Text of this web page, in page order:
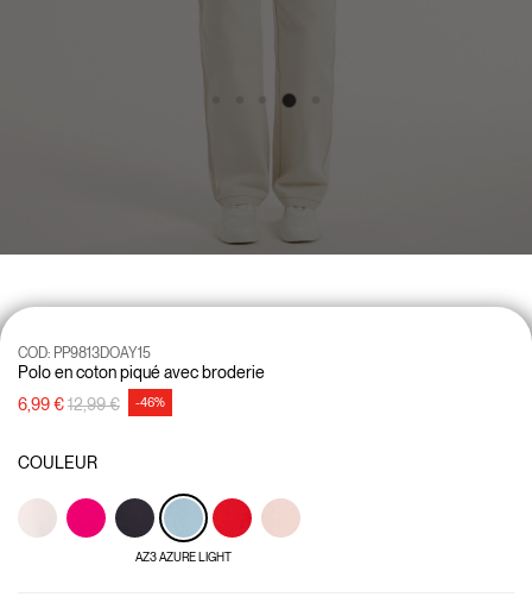
Polo en coton piqué avec broderie
COD: PP9813DOAY15
6,99 €Prix réduit de
12,99 €à -46%
COULEUR
AZ3 AZURE LIGHT